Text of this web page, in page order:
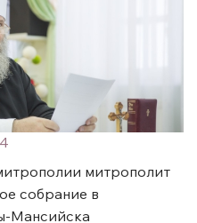
4
митрополит
собрание в
Мансийска